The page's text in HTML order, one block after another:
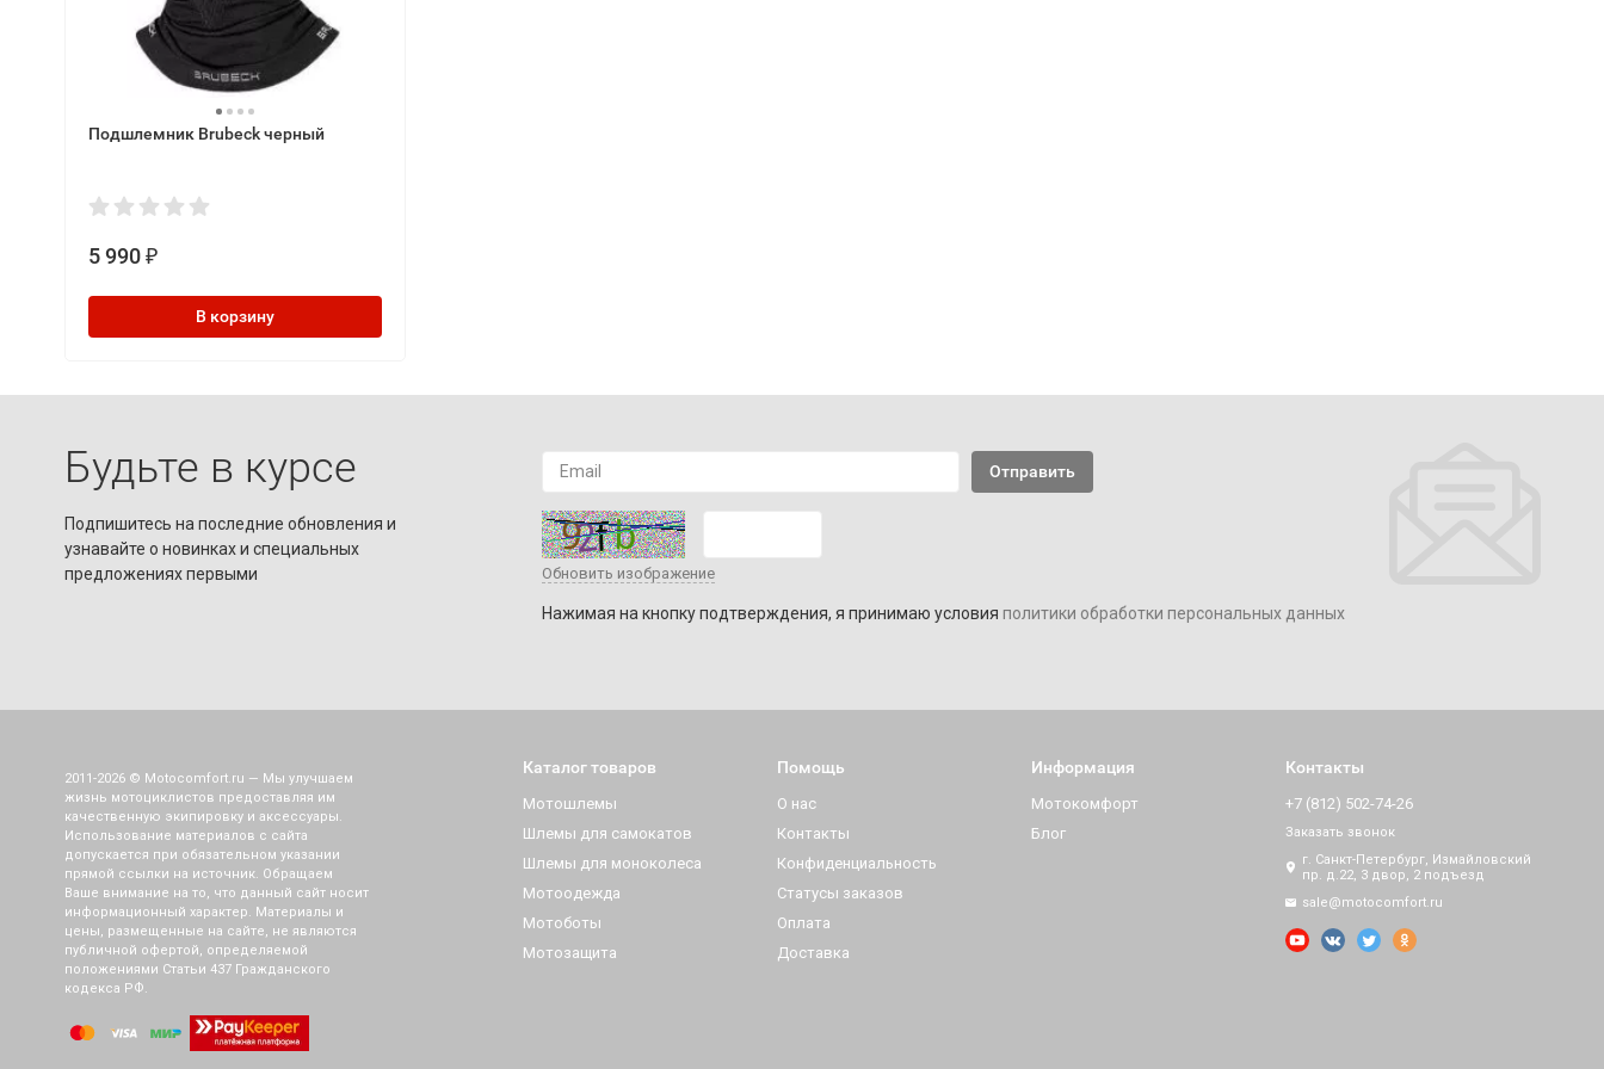
Подшлемник Brubeck черный
5 990 ₽
В корзину
Будьте в курсе
Подпишитесь на последние обновления и
узнавайте о новинках и специальных
предложениях первыми
Обновить изображение
Нажимая на кнопку подтверждения, я принимаю условия политики обработки персональных данных
2011-2026 © Motocomfort.ru — Мы улучшаем
жизнь мотоциклистов предоставляя им
качественную экипировку и аксессуары.
Использование материалов с сайта
допускается при обязательном указании
прямой ссылки на источник. Обращаем
Ваше внимание на то, что данный сайт носит
информационный характер. Материалы и
цены, размещенные на сайте, не являются
публичной офертой, определяемой
положениями Статьи 437 Гражданского
кодекса РФ.
Каталог товаров
Мотошлемы
Шлемы для самокатов
Шлемы для моноколеса
Мотоодежда
Мотоботы
Мотозащита
Помощь
О нас
Контакты
Конфиденциальность
Статусы заказов
Оплата
Доставка
Информация
Мотокомфорт
Блог
Контакты
+7 (812) 502-74-26
Заказать звонок
г. Санкт-Петербург, Измайловский
пр. д.22, 3 двор, 2 подъезд
sale@motocomfort.ru